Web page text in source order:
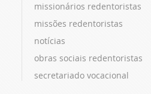
missionários redentoristas
missões redentoristas
notícias
obras sociais redentoristas
secretariado vocacional